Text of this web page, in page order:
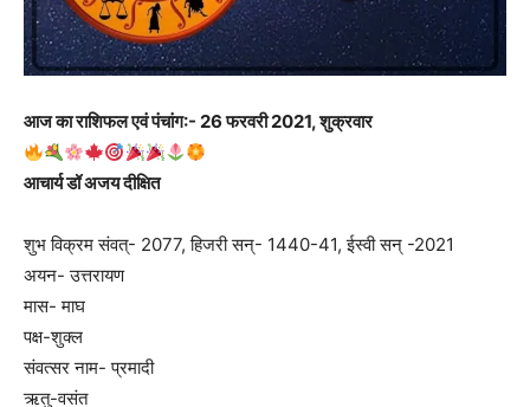
आज का राशिफल एवं पंचांग:- 26 फरवरी 2021, शुक्रवार
आचार्य डॉ अजय दीक्षित
शुभ विक्रम संवत्- 2077, हिजरी सन्- 1440-41, ईस्वी सन् -2021
अयन- उत्तरायण
मास- माघ
पक्ष-शुक्ल
संवत्सर नाम- प्रमादी
ऋतु-वसंत